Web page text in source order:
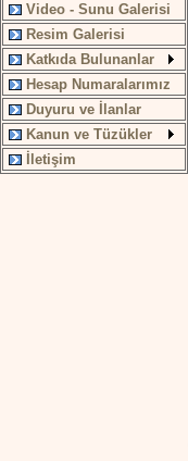
Video - Sunu Galerisi
Resim Galerisi
Katkıda Bulunanlar
Hesap Numaralarımız
Duyuru ve İlanlar
Kanun ve Tüzükler
İletişim